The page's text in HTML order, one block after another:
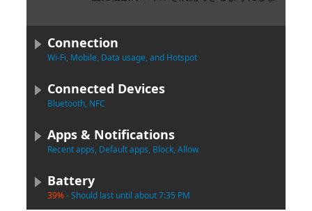
Connection
Wi-Fi, Mobile, Data usage, and Hotspot
Connected Devices
Bluetooth, NFC
Apps & Notifications
Recent apps, Default apps, Block, Allow
Battery
39%- Should last until about 7:35 PM